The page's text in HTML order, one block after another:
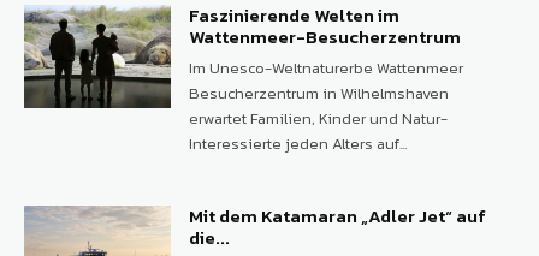
Faszinierende Welten im
Wattenmeer-Besucherzentrum
Im Unesco-Weltnaturerbe Wattenmeer
Besucherzentrum in Wilhelmshaven
erwartet Familien, Kinder und Natur-
Interessierte jeden Alters auf...
Mit dem Katamaran „Adler Jet“ auf
die...